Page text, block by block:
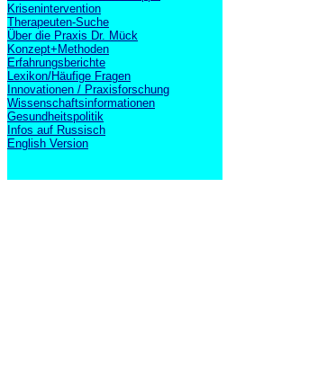
Krisenintervention
Therapeuten-Suche
Über die Praxis Dr. Mück
Konzept+Methoden
Erfahrungsberichte
Lexikon/Häufige Fragen
Innovationen / Praxisforschung
Wissenschaftsinformationen
Gesundheitspolitik
Infos auf Russisch
English Version